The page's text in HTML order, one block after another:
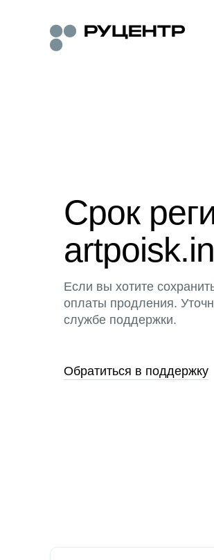
Срок
Если вы хотите
оплаты продления.
службе поддержки.
Обратиться в поддержку